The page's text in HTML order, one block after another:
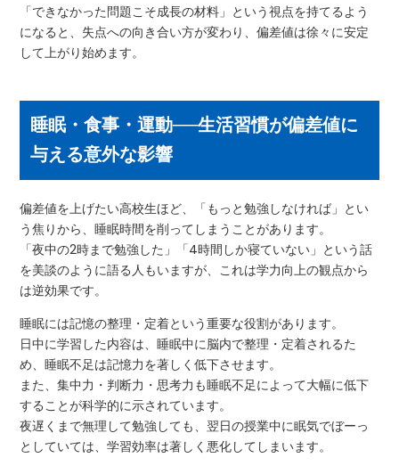
「できなかった問題こそ成長の材料」という視点を持てるよう
になると、失点への向き合い方が変わり、偏差値は徐々に安定
して上がり始めます。
睡眠・食事・運動──生活習慣が偏差値に
与える意外な影響
偏差値を上げたい高校生ほど、「もっと勉強しなければ」とい
う焦りから、睡眠時間を削ってしまうことがあります。
「夜中の2時まで勉強した」「4時間しか寝ていない」という話
を美談のように語る人もいますが、これは学力向上の観点から
は逆効果です。
睡眠には記憶の整理・定着という重要な役割があります。
日中に学習した内容は、睡眠中に脳内で整理・定着されるた
め、睡眠不足は記憶力を著しく低下させます。
また、集中力・判断力・思考力も睡眠不足によって大幅に低下
することが科学的に示されています。
夜遅くまで無理して勉強しても、翌日の授業中に眠気でぼーっ
としていては、学習効率は著しく悪化してしまいます。